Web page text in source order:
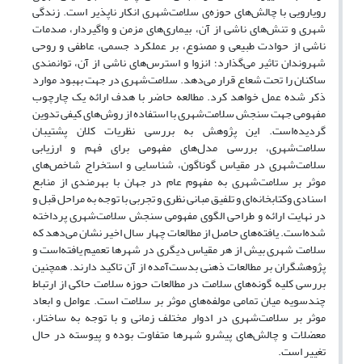
رویارویی‌ با چالش‌های حوزه‌ی سلامت‌شهری انکار ناپذیر است. زندگی
شهری و تنش‌های ناشی از آن، بیماری‌های مزمن و واگیردار، صدمات
ناشی از حوادت طبیعی و مصنوع، بر عملکرد جسمی، عاطفی و روحی
شهروندان تاثیر می‌گذارد؛ انزوا و استرس‌های ناشی از آن، توانمندی
ساکنان را تحت شعاع قرار می‌دهد. سلامت‌شهری در جهت بهبود موارد
ذکر شده عمل خواهد کرد. مطالعه حاضر با هدف ارائه یک چارچوب
مفهومی جهت سنجش سلامت‌شهری با استفاده از روش‌های کیفی تدوین
گردیده‌است. این پژوهش به بررسی نظریات کلان پشتیبان
سلامت‌شهری، بررسی مدل‌های مفهومی برای فهم و ارزیابی
سلامت‌شهری در مقیاس گوناگون، شناسایی و استخراج شاخص‌های
موثر بر سلامت‌شهری به مفهوم عام در جهان با بهرمندی از منابع
اسنادی وکتابخانه‌ای و تلفیق مبانی نظری و تجربی با توجه به مراحل قبل و
در نهایت ارائه و طراحی الگوی مفهومی سنجش سلامت‌شهری پرداخته
شده‌است. یافته‌های حاصل از مطالعات چهار سال اخیر نشان می‌دهد که
سلامت شهری بیش از هر مقیاس دیگری در شهرها تعمیم یافته‌است و
پژوهشگران بر مطالعات ذهنی بدست‌آمده از آن تاکید دارند. همچنین
بررسی کلیه گونه‌های سلامت در مطالعات حوزه سلامت حاکی از ارتباط
چندسویه میان تمامی مولفه‌های موثر بر سلامت است. عوامل و ابعاد
موثر بر سلامت‌شهری در ادوار مختلف زمانی و با توجه به ساختار،
معضلات و چالش‌های پیشرو شهرها متفاوت بوده و پیوسته در حال
تغییر است.